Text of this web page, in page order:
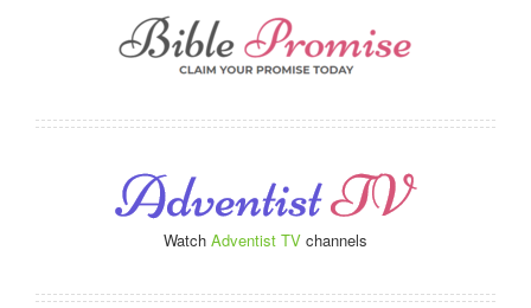
Watch Adventist TV channels